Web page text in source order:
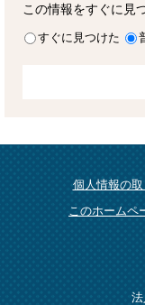
この情報をすぐに見
すぐに見つけた
個人情報の
このホームペ